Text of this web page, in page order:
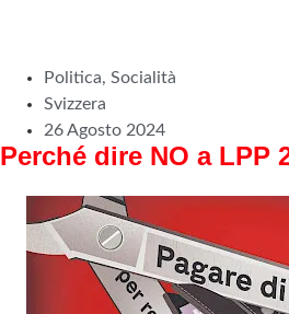
Politica, Socialità
Svizzera
26 Agosto 2024
Perché dire NO a LPP